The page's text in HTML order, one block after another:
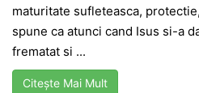
maturitate sufleteasca,
spune ca atunci cand Isus si-a
frematat si ...
Citește Mai Mult